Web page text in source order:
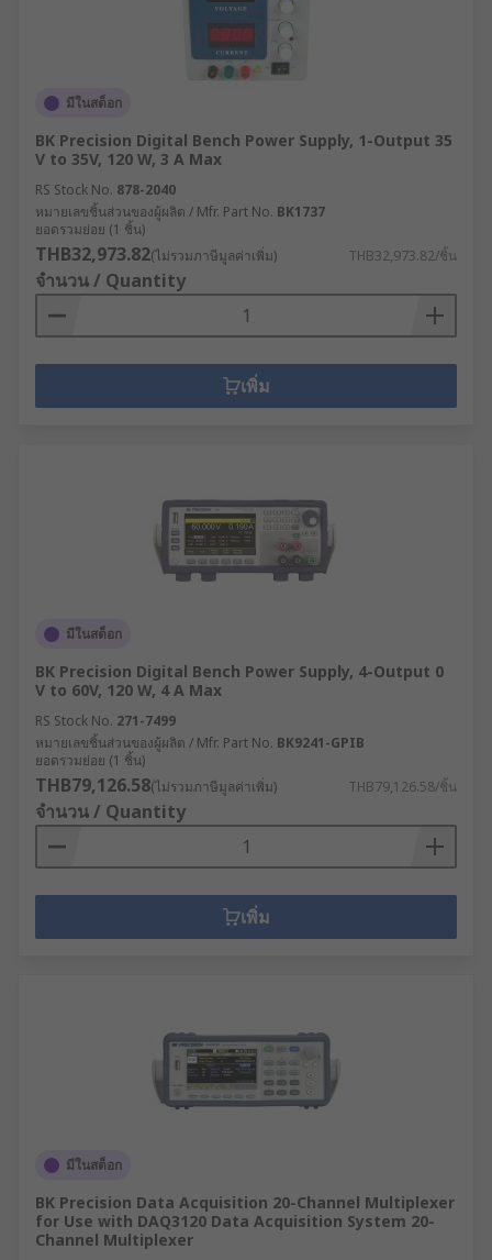
มีในสต็อก
BK Precision Digital Bench Power Supply, 1-Output 35
V to 35V, 120 W, 3 A Max
RS Stock No. 878-2040
หมายเลขชิ้นส่วนของผู้ผลิต / Mfr. Part No. BK1737
ยอดรวมย่อย (1 ชิ้น)
THB32,973.82(ไม่รวมภาษีมูลค่าเพิ่ม) THB32,973.82/ชิ้น
จำนวน / Quantity
เพิ่ม
มีในสต็อก
BK Precision Digital Bench Power Supply, 4-Output 0
V to 60V, 120 W, 4 A Max
RS Stock No. 271-7499
หมายเลขชิ้นส่วนของผู้ผลิต / Mfr. Part No. BK9241-GPIB
ยอดรวมย่อย (1 ชิ้น)
THB79,126.58(ไม่รวมภาษีมูลค่าเพิ่ม) THB79,126.58/ชิ้น
จำนวน / Quantity
เพิ่ม
มีในสต็อก
BK Precision Data Acquisition 20-Channel Multiplexer
for Use with DAQ3120 Data Acquisition System 20-
Channel Multiplexer